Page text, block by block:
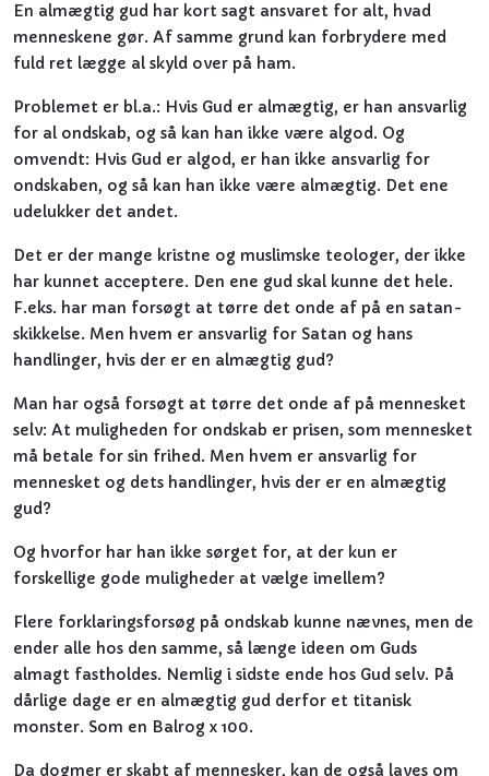
En almægtig gud har kort sagt ansvaret for alt, hvad
menneskene gør. Af samme grund kan forbrydere med
fuld ret lægge al skyld over på ham.
Problemet er bl.a.: Hvis Gud er almægtig, er han ansvarlig
for al ondskab, og så kan han ikke være algod. Og
omvendt: Hvis Gud er algod, er han ikke ansvarlig for
ondskaben, og så kan han ikke være almægtig. Det ene
udelukker det andet.
Det er der mange kristne og muslimske teologer, der ikke
har kunnet acceptere. Den ene gud skal kunne det hele.
F.eks. har man forsøgt at tørre det onde af på en satan-
skikkelse. Men hvem er ansvarlig for Satan og hans
handlinger, hvis der er en almægtig gud?
Man har også forsøgt at tørre det onde af på mennesket
selv: At muligheden for ondskab er prisen, som mennesket
må betale for sin frihed. Men hvem er ansvarlig for
mennesket og dets handlinger, hvis der er en almægtig
gud?
Og hvorfor har han ikke sørget for, at der kun er
forskellige gode muligheder at vælge imellem?
Flere forklaringsforsøg på ondskab kunne nævnes, men de
ender alle hos den samme, så længe ideen om Guds
almagt fastholdes. Nemlig i sidste ende hos Gud selv. På
dårlige dage er en almægtig gud derfor et titanisk
monster. Som en Balrog x 100.
Da dogmer er skabt af mennesker, kan de også laves om